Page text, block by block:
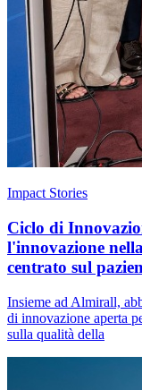
Impact Stories
Ciclo di
l'innovazione
centrato sul
Insieme ad Almirall,
di innovazione aperta
sulla qualità della